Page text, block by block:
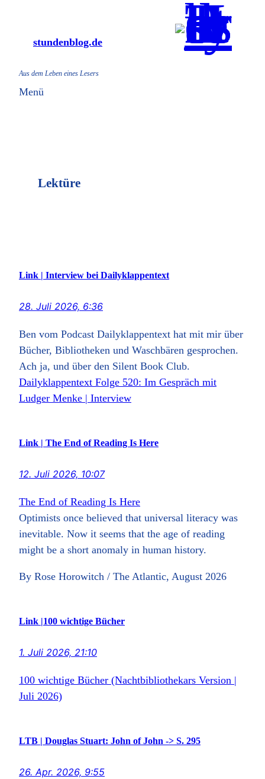
springenstundenblog.de
Aus dem Leben eines Lesers
Menü
Lektüre
Link | Interview bei Dailyklappentext
28. Juli 2026, 6:36
Ben vom Podcast Dailyklappentext hat mit mir über
Bücher, Bibliotheken und Waschbären gesprochen.
Ach ja, und über den Silent Book Club.
Dailyklappentext Folge 520: Im Gespräch mit
Ludger Menke | Interview
Link | The End of Reading Is Here
12. Juli 2026, 10:07
The End of Reading Is Here
Optimists once believed that universal literacy was
inevitable. Now it seems that the age of reading
might be a short anomaly in human history.
By Rose Horowitch / The Atlantic, August 2026
Link |100 wichtige Bücher
1. Juli 2026, 21:10
100 wichtige Bücher (Nachtbibliothekars Version |
Juli 2026)
LTB | Douglas Stuart: John of John -> S. 295
26. Apr. 2026, 9:55